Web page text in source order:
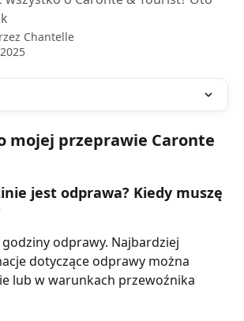
Chantelle
mojej przeprawie Caronte
jest odprawa? Kiedy muszę
odprawy. Najbardziej
dotyczące odprawy można
lub w warunkach przewoźnika